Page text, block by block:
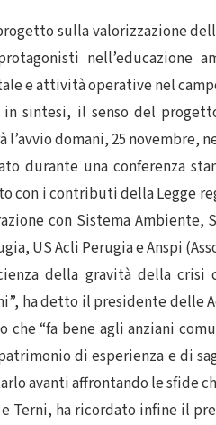
sulla valorizzazione
nell’educazione
e attività operative nel
in sintesi, il senso del
l’avvio domani, 25 novembre,
durante una conferenza
con i contributi della Legge
con Sistema Ambiente,
US Acli Perugia e Anspi
della gravità della
ha detto il presidente delle
che “fa bene agli anziani
di esperienza e di
avanti affrontando le sfide
Terni, ha ricordato infine il